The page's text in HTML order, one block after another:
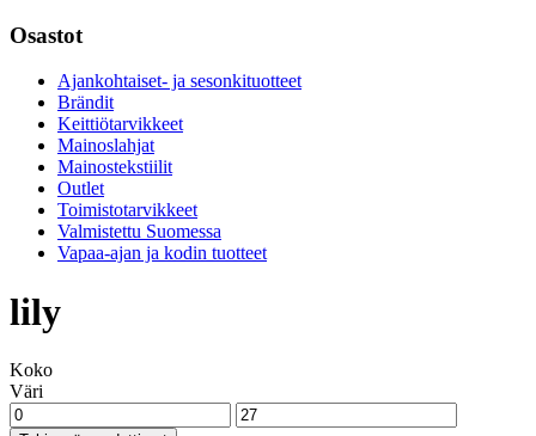
Osastot
Ajankohtaiset- ja sesonkituotteet
Brändit
Keittiötarvikkeet
Mainoslahjat
Mainostekstiilit
Outlet
Toimistotarvikkeet
Valmistettu Suomessa
Vapaa-ajan ja kodin tuotteet
lily
Koko
Väri